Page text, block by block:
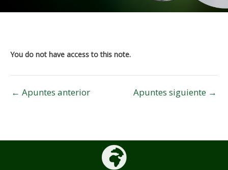
You do not have access to this note.
entradas
← Apuntes anterior Apuntes siguiente →